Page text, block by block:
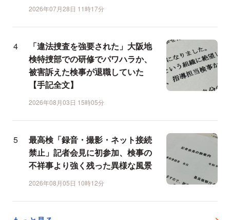
2026年07月28日 11時17分
「違法捜査を強要された」大阪地
検特捜部での研修でパワハラか、
被害訴えた検事が退職していた
【手記全文】
2026年08月03日 15時05分
最高検「録音・撮影・ネット接続
禁止」記者会見に初参加、検事の
不祥事より強く残った異様な風景
2026年08月05日 10時12分